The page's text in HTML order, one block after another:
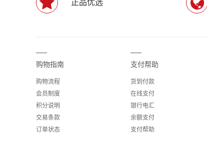
正品优选
购物指南
购物流程
会员制度
积分说明
交易条款
订单状态
支付帮助
货到付款
在线支付
银行电汇
余额支付
支付帮助